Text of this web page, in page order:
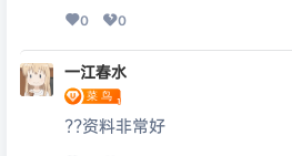
0 0
一江春水
??资料非常好